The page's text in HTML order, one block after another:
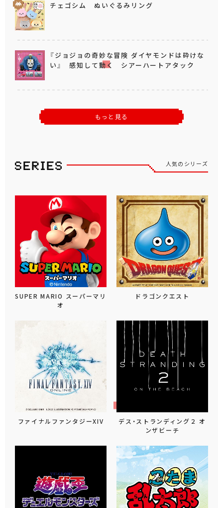
チェゴシム ぬいぐるみリング
『ジョジョの奇妙な冒険 ダイヤモンドは砕けな
い』 感知して動く シアーハートアタック
もっと見る
人気のシリーズ
SUPER MARIO スーパーマリ
オ
ドラゴンクエスト
ファイナルファンタジーXIV
デス・ストランディング２ オ
ンザビーチ